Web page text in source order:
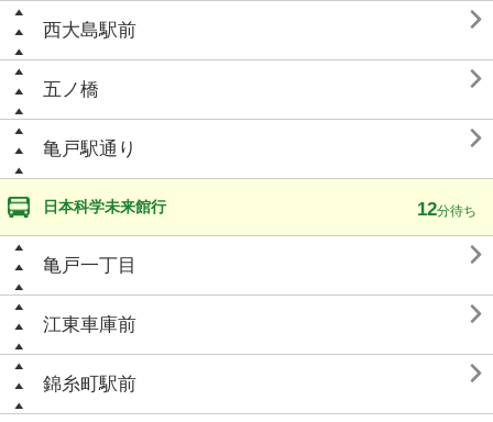
西大島駅前 
五ノ橋 
亀戸駅通り 
日本科学未来館行 12分待ち
亀戸一丁目 
江東車庫前 
錦糸町駅前 